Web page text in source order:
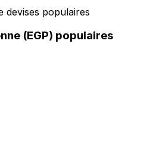
devises populaires
(EGP) populaires